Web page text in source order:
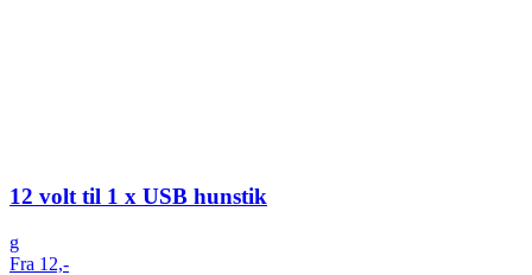
12 volt til 1 x USB hunstik
g
Fra 12,-